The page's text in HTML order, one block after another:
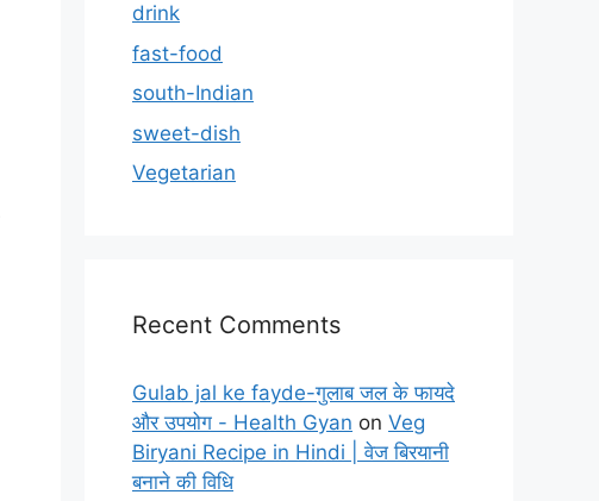
drink
fast-food
south-Indian
sweet-dish
Vegetarian
Recent Comments
Gulab jal ke fayde-गुलाब जल के फायदे
और उपयोग - Health Gyan on Veg
Biryani Recipe in Hindi | वेज बिरयानी
बनाने की विधि